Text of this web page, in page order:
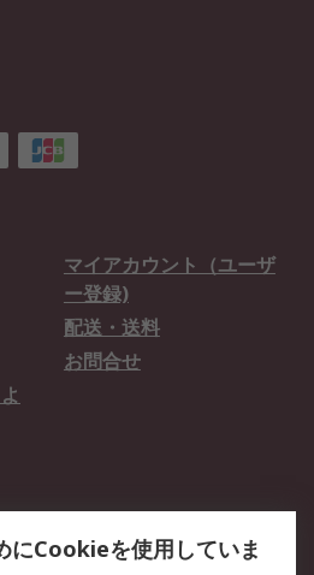
マイアカウント（ユーザ
ー登録)
配送・送料
お問合せ
にCookieを使用していま